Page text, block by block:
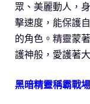
眾、美麗動人，
擊速度，能保護
的角色。精靈蒙
護神般，愛護著
黑暗精靈稱霸戰